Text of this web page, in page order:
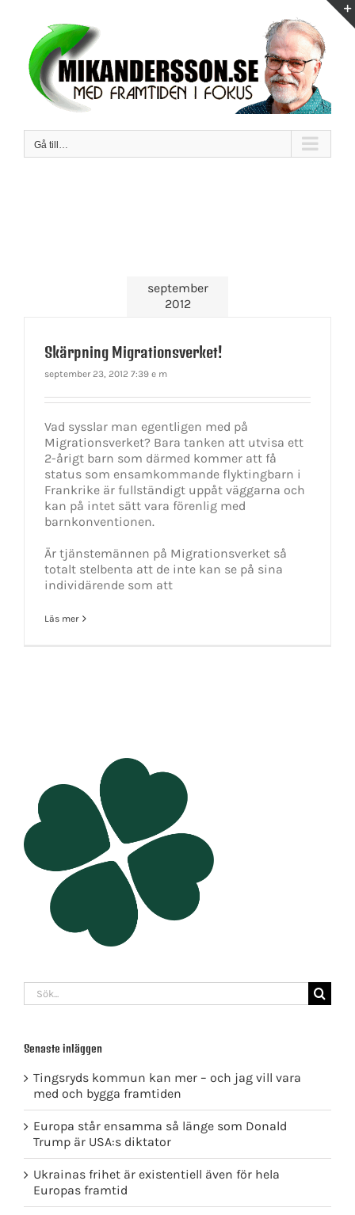
innehållet
Gå till…
september
2012
Skärpning Migrationsverket!
september 23, 2012 7:39 e m
Vad sysslar man egentligen med på
Migrationsverket? Bara tanken att utvisa ett
2-årigt barn som därmed kommer att få
status som ensamkommande flyktingbarn i
Frankrike är fullständigt uppåt väggarna och
kan på intet sätt vara förenlig med
barnkonventionen.
Är tjänstemännen på Migrationsverket så
totalt stelbenta att de inte kan se på sina
individärende som att
Läs mer
Sök
efter:
Senaste inläggen
Tingsryds kommun kan mer – och jag vill vara
med och bygga framtiden
Europa står ensamma så länge som Donald
Trump är USA:s diktator
Ukrainas frihet är existentiell även för hela
Europas framtid